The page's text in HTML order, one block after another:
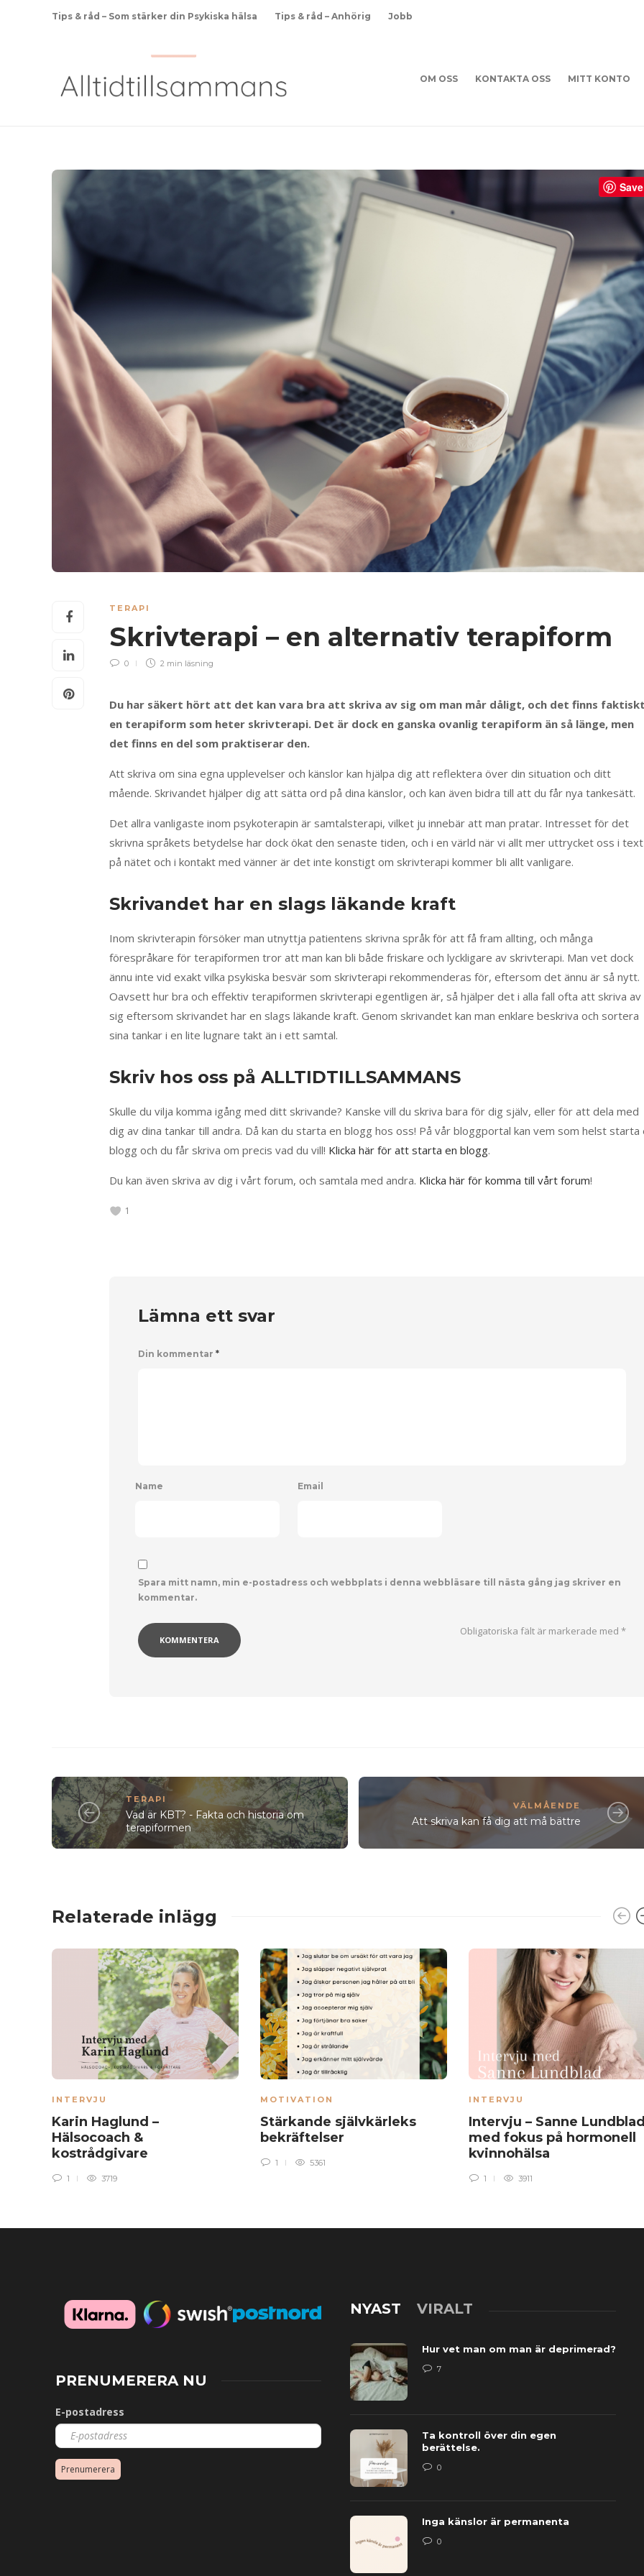
Tips & råd – Som stärker din Psykiska hälsa Tips & råd – Anhörig Jobb
OM OSS KONTAKTA OSS MITT KONTO
Save
TERAPI
Skrivterapi – en alternativ terapiform
0 2 min läsning
Du har säkert hört att det kan vara bra att skriva av sig om man mår dåligt, och det finns
en terapiform som heter skrivterapi. Det är dock en ganska ovanlig terapiform än så länge, men
det finns en del som praktiserar den.
Att skriva om sina egna upplevelser och känslor kan hjälpa dig att reflektera över din situation och ditt
mående. Skrivandet hjälper dig att sätta ord på dina känslor, och kan även bidra till att du får nya tankesätt.
Det allra vanligaste inom psykoterapin är samtalsterapi, vilket ju innebär att man pratar. Intresset för det
skrivna språkets betydelse har dock ökat den senaste tiden, och i en värld när vi allt mer uttrycket oss i text
på nätet och i kontakt med vänner är det inte konstigt om skrivterapi kommer bli allt vanligare.
Skrivandet har en slags läkande kraft
Inom skrivterapin försöker man utnyttja patientens skrivna språk för att få fram allting, och många
förespråkare för terapiformen tror att man kan bli både friskare och lyckligare av skrivterapi. Man vet dock
ännu inte vid exakt vilka psykiska besvär som skrivterapi rekommenderas för, eftersom det ännu är så nytt.
Oavsett hur bra och effektiv terapiformen skrivterapi egentligen är, så hjälper det i alla fall ofta att skriva av
sig eftersom skrivandet har en slags läkande kraft. Genom skrivandet kan man enklare beskriva och sortera
sina tankar i en lite lugnare takt än i ett samtal.
Skriv hos oss på ALLTIDTILLSAMMANS
Skulle du vilja komma igång med ditt skrivande? Kanske vill du skriva bara för dig själv, eller för att dela med
dig av dina tankar till andra. Då kan du starta en blogg hos oss! På vår bloggportal kan vem som helst starta
blogg och du får skriva om precis vad du vill! Klicka här för att starta en blogg.
Du kan även skriva av dig i vårt forum, och samtala med andra. Klicka här för komma till vårt forum!
1
Lämna ett svar
Din kommentar *
Name Email
Spara mitt namn, min e-postadress och webbplats i denna webbläsare till nästa gång jag skriver en
kommentar.
Obligatoriska fält är markerade med*
TERAPI
Vad är KBT? - Fakta och historia om
terapiformen
VÄLMÅENDE
Att skriva kan få dig att må bättre
Relaterade inlägg
INTERVJU
Karin Haglund –
Hälsocoach &
kostrådgivare
1 3719
MOTIVATION
Stärkande självkärleks
bekräftelser
1 5361
INTERVJU
Intervju – Sanne
med fokus på hormonell
kvinnohälsa
1 3911
PRENUMERERA NU
E-postadress
Prenumerera
NYAST VIRALT
Hur vet man om man är deprimerad?
7
Ta kontroll över din egen
berättelse.
0
Inga känslor är permanenta
0